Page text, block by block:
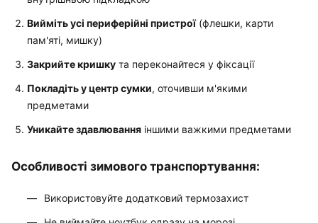
Вийміть усі периферійні пристрої(флешки, карти
пам'яті, мишку)
Закрийте кришку та переконайтеся у фіксації
Покладіть у центр сумки, оточивши м'якими
предметами
Уникайте здавлювання іншими важкими предметами
Особливості зимового транспортування:
Використовуйте додатковий термозахист